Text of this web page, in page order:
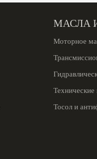
МАСЛА
Моторное
Технические
Тосол и